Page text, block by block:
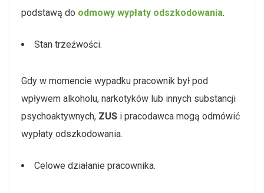
podstawą do odmowy wypłaty odszkodowania.
Stan trzeźwości.
Gdy w momencie wypadku pracownik był pod
wpływem alkoholu, narkotyków lub innych substancji
psychoaktywnych, ZUS i pracodawca mogą odmówić
wypłaty odszkodowania.
Celowe działanie pracownika.